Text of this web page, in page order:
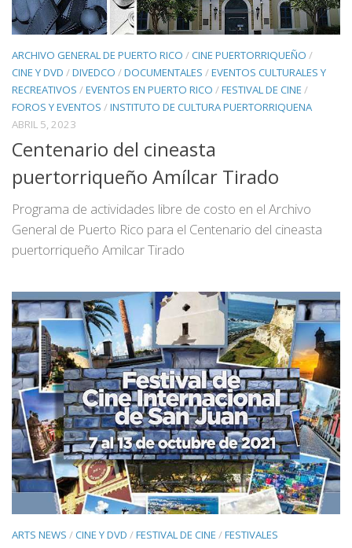
ARCHIVO GENERAL DE PUERTO RICO /CINE PUERTORRIQUEÑO /
CINE Y DVD /DIVEDCO /DOCUMENTALES /EVENTOS CULTURALES Y
RECREATIVOS /EVENTOS EN PUERTO RICO /FESTIVAL DE CINE /
FOROS Y EVENTOS /INSTITUTO DE CULTURA PUERTORRIQUENA
ABRIL 5, 2023
Centenario del cineasta
puertorriqueño Amílcar Tirado
Programa de actividades libre de costo en el Archivo
General de Puerto Rico para el Centenario del cineasta
puertorriqueño Amilcar Tirado
ARTS NEWS /CINE Y DVD /FESTIVAL DE CINE /FESTIVALES